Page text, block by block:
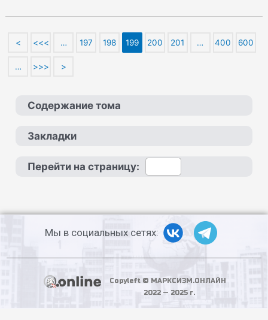
< <<< … 197 198 199 200 201 … 400 600
… >>> >
Содержание тома
Закладки
Перейти на страницу:
Мы в социальных сетях:
Copyleft © МАРКСИЗМ.ОНЛАЙН
2022 — 2025 г.